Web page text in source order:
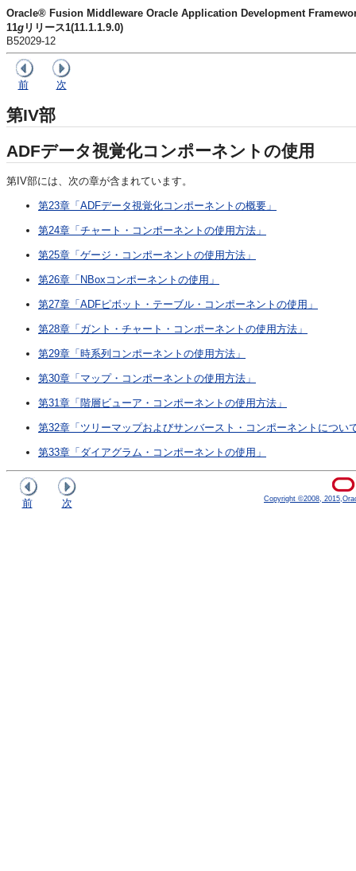
Oracle® Fusion Middleware Oracle Application Development
11g リリース1(11.1.1.9.0)
B52029-12
前 次
第IV部
ADFデータ視覚化コンポーネントの使用
第IV部には、次の章が含まれています。
第23章「ADFデータ視覚化コンポーネントの概要」
第24章「チャート・コンポーネントの使用方法」
第25章「ゲージ・コンポーネントの使用方法」
第26章「NBoxコンポーネントの使用」
第27章「ADFピボット・テーブル・コンポーネントの使用」
第28章「ガント・チャート・コンポーネントの使用方法」
第29章「時系列コンポーネントの使用方法」
第30章「マップ・コンポーネントの使用方法」
第31章「階層ビューア・コンポーネントの使用方法」
第32章「ツリーマップおよびサンバースト・コンポーネントについ
第33章「ダイアグラム・コンポーネントの使用」
前 次 Copyright ©2008,